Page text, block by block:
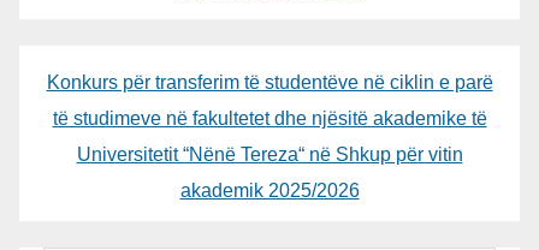
Konkurs për transferim të studentëve në ciklin e parë
të studimeve në fakultetet dhe njësitë akademike të
Universitetit “Nënë Tereza“ në Shkup për vitin
akademik 2025/2026